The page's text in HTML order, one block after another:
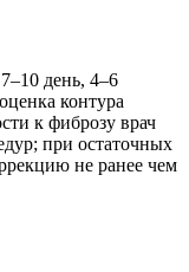
день, 4–6
контура
к фиброзу врач
при остаточных
не ранее чем